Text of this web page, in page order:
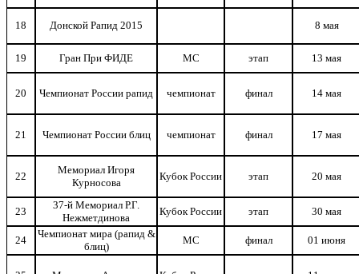
18 Донской Рапид 2015 8 мая
19 Гран При ФИДЕ МС этап 13 мая
20 Чемпионат России рапид чемпионат финал 14 мая
21 Чемпионат России блиц чемпионат финал 17 мая
22
Мемориал Игоря
Курносова
Кубок России этап 20 мая
23
37-й Мемориал Р.Г.
Нежметдинова
Кубок России этап 30 мая
24
Чемпионат мира (рапид &
блиц)
МС финал 01 июня